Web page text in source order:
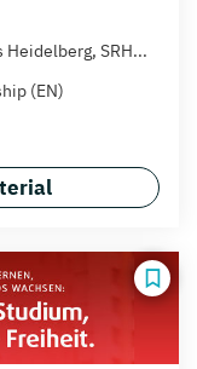
Heidelberg, SRH...
(EN)